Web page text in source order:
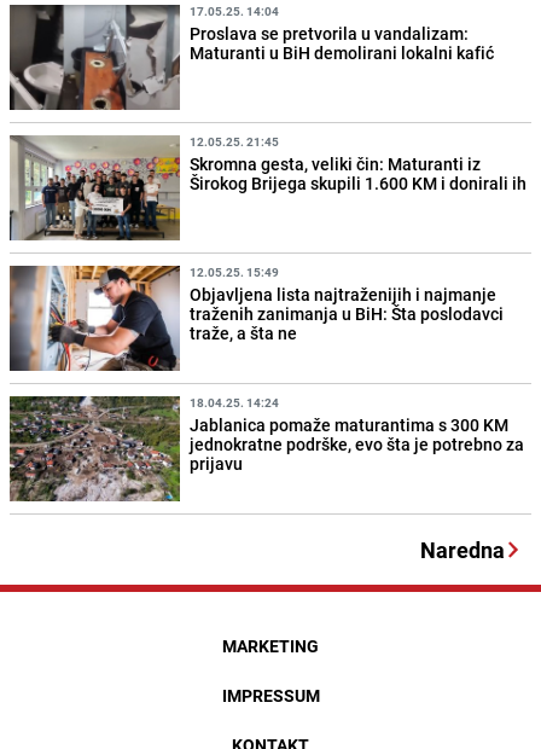
17.05.25. 14:04
Proslava se pretvorila u vandalizam:
Maturanti u BiH demolirani lokalni kafić
12.05.25. 21:45
Skromna gesta, veliki čin: Maturanti iz
Širokog Brijega skupili 1.600 KM i donirali ih
12.05.25. 15:49
Objavljena lista najtraženijih i najmanje
traženih zanimanja u BiH: Šta poslodavci
traže, a šta ne
18.04.25. 14:24
Jablanica pomaže maturantima s 300 KM
jednokratne podrške, evo šta je potrebno za
prijavu
Naredna
MARKETING
IMPRESSUM